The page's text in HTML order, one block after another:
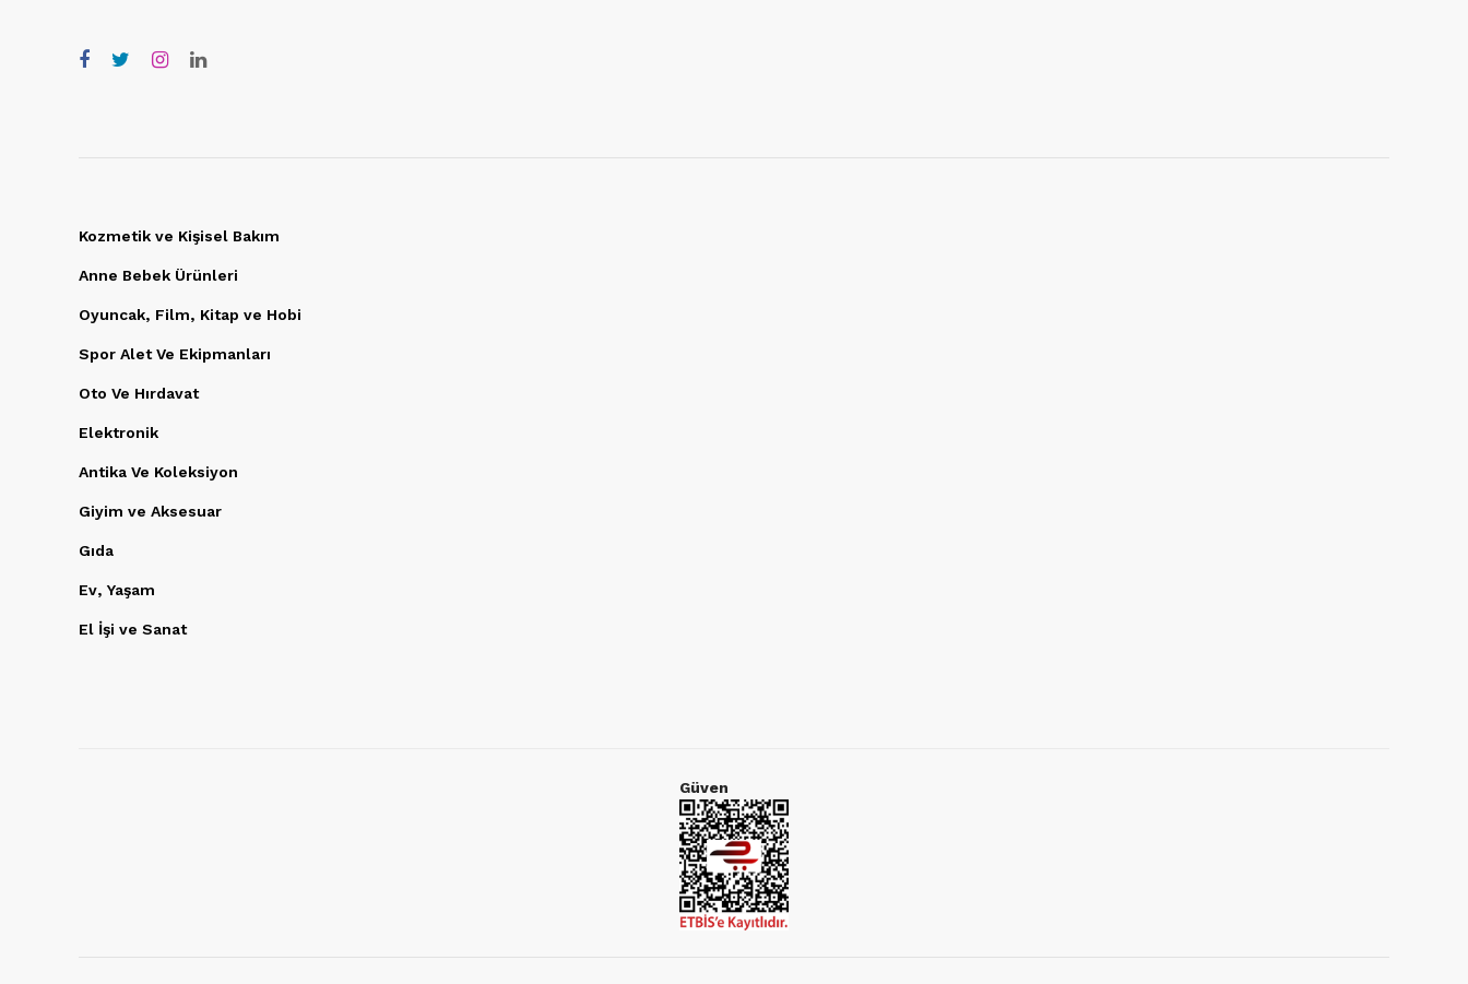
Kozmetik ve Kişisel Bakım
Anne Bebek Ürünleri
Oyuncak, Film, Kitap ve Hobi
Spor Alet Ve Ekipmanları
Oto Ve Hırdavat
Elektronik
Antika Ve Koleksiyon
Giyim ve Aksesuar
Gıda
Ev, Yaşam
El İşi ve Sanat
Güven